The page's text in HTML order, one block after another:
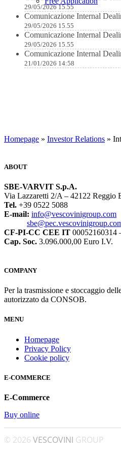
29/05/2026 15.55
Comunicazione Internal
29/05/2026 15.55
Comunicazione Internal
29/05/2026 15.55
Comunicazione Internal
21/01/2026 14:58
Homepage » Investor Relations »
ABOUT
SBE-VARVIT S.p.A.
Via Lazzaretti 2/A – 42122 Reggio
Tel. +39 0522 5088
E-mail: info@vescovinigroup.com
CF-PI-CC CEE IT 00052160314
Cap. Soc. 3.096.000,00 Euro I.V.
COMPANY
Per la trasmissione e stoccaggio
autorizzato da CONSOB.
MENU
Homepage
Privacy Policy
Cookie policy
E-COMMERCE
E-Commerce
Buy online
© 2026 VESCOVINI GROUP